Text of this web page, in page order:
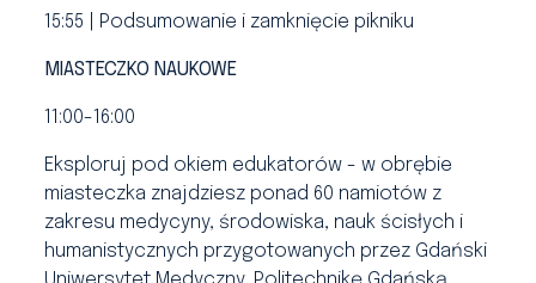
15:55 | Podsumowanie i zamknięcie pikniku
MIASTECZKO NAUKOWE
11:00-16:00
Eksploruj pod okiem edukatorów - w obrębie
miasteczka znajdziesz ponad 60 namiotów z
zakresu medycyny, środowiska, nauk ścisłych i
humanistycznych przygotowanych przez Gdański